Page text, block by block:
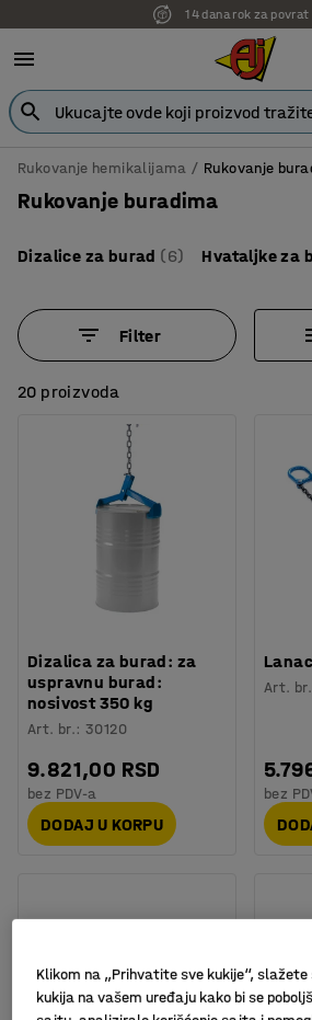
7 godina
Rukovanje hemikalijama Rukovanje
Rukovanje buradima
Dizalice za burad (6) Hvataljke za
Filter
20 proizvoda
Dizalica za burad: za
uspravnu burad:
nosivost 350 kg
Art. br.:30120
9.821,00 RSD
bez PDV-a
DODAJ U KORPU
Art. br.
bez
Klikom na „Prihvatite sve kukije“, slažete
kukija na vašem uređaju kako bi se